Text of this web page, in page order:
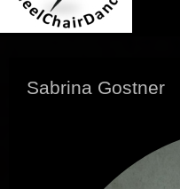
Sabrina Gostner